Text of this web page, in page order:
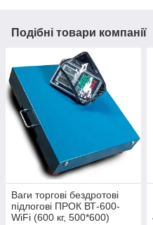
Подібні товари компанії
Ваги торгові бездротові
підлогові ПРОК ВТ-600-
WiFi (600 кг, 500*600)